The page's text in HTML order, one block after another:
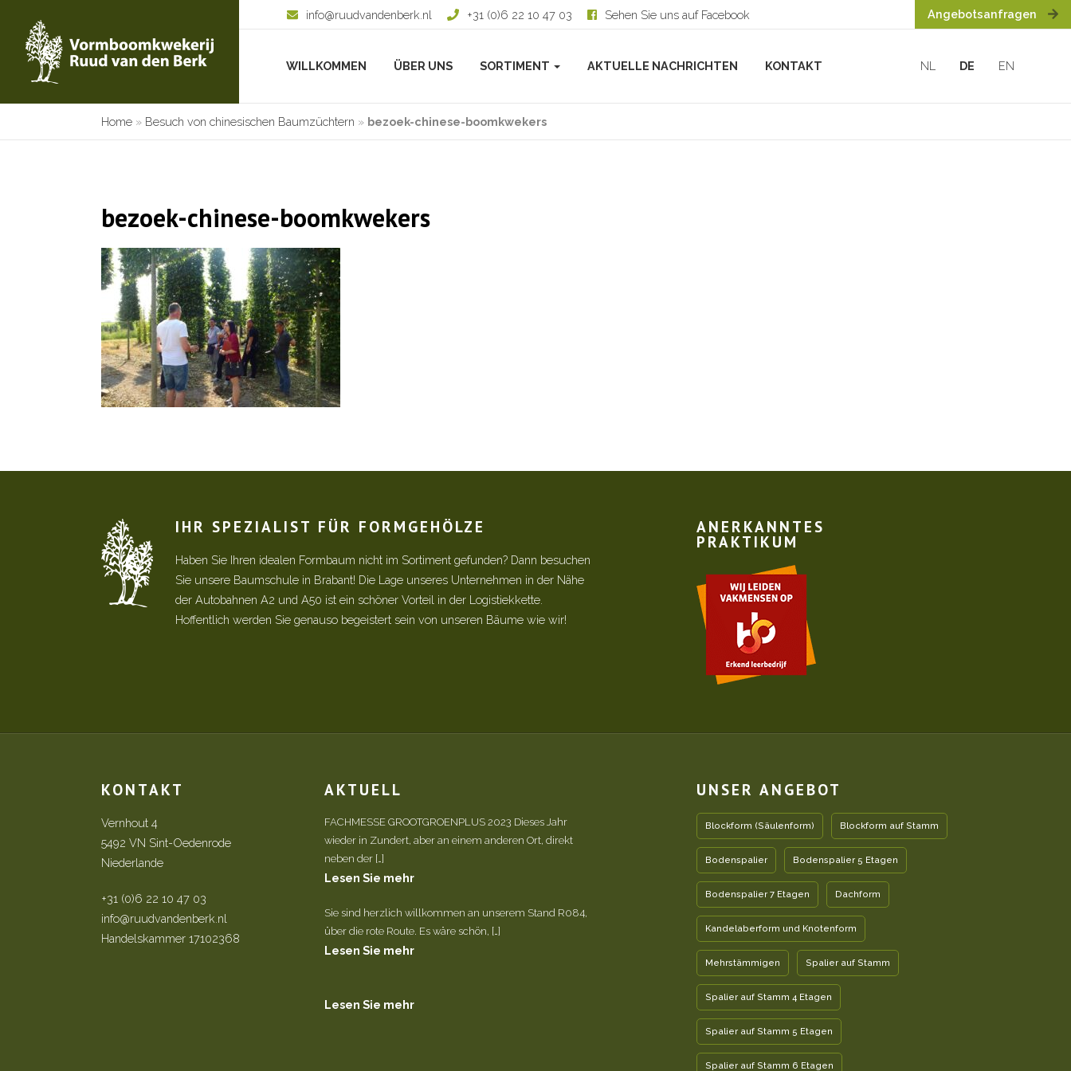
info@ruudvandenberk.nl +31 (0)6 22 10 47 03 Sehen Sie uns auf Facebook Angebotsanfragen
WILLKOMMEN ÜBER UNS SORTIMENT AKTUELLE NACHRICHTEN KONTAKT NL DE EN
Home » Besuch von chinesischen Baumzüchtern » bezoek-chinese-boomkwekers
bezoek-chinese-boomkwekers
IHR SPEZIALIST FÜR FORMGEHÖLZE
Haben Sie Ihren idealen Formbaum nicht im Sortiment gefunden? Dann besuchen
Sie unsere Baumschule in Brabant! Die Lage unseres Unternehmen in der Nähe
der Autobahnen A2 und A50 ist ein schöner Vorteil in der Logistiekkette.
Hoffentlich werden Sie genauso begeistert sein von unseren Bäume wie wir!
ANERKANNTES
PRAKTIKUM
KONTAKT
Vernhout 4
5492 VN Sint-Oedenrode
Niederlande
+31 (0)6 22 10 47 03
info@ruudvandenberk.nl
Handelskammer 17102368
AKTUELL
FACHMESSE GROOTGROENPLUS 2023 Dieses Jahr
wieder in Zundert, aber an einem anderen Ort, direkt
neben der […]
Lesen Sie mehr
Sie sind herzlich willkommen an unserem Stand R084,
über die rote Route. Es wäre schön, […]
Lesen Sie mehr
Lesen Sie mehr
UNSER ANGEBOT
Blockform (Säulenform) Blockform auf Stamm
Bodenspalier Bodenspalier 5 Etagen
Bodenspalier 7 Etagen Dachform
Kandelaberform und Knotenform
Mehrstämmigen Spalier auf Stamm
Spalier auf Stamm 4 Etagen
Spalier auf Stamm 5 Etagen
Spalier auf Stamm 6 Etagen